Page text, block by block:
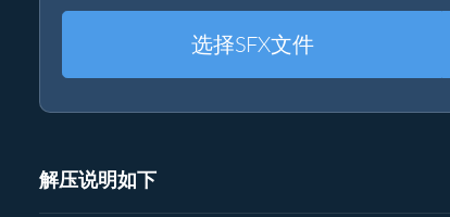
选择SFX文件
解压说明如下